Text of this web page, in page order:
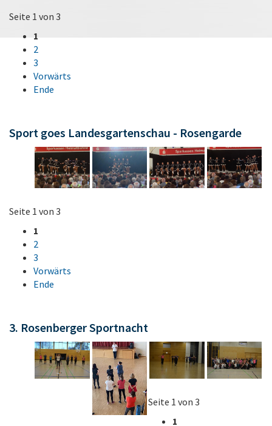
Seite 1 von 3
1
2
3
Vorwärts
Ende
Sport goes Landesgartenschau - Rosengarde
Seite 1 von 3
1
2
3
Vorwärts
Ende
3. Rosenberger Sportnacht
Seite 1 von 3
1